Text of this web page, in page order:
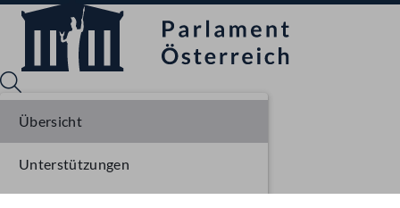
Übersicht
Unterstützungen